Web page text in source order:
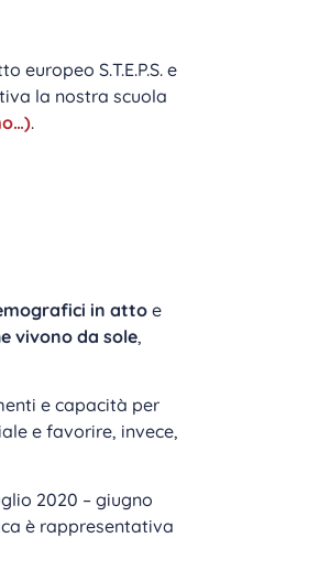
S.T.E.P.S. e
la nostra scuola
.
in atto e
vivono da sole,
e capacità per
e favorire, invece,
2020 – giugno
è rappresentativa